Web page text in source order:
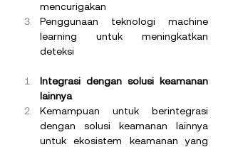
mencurigakan
Penggunaan teknologi machine
learning untuk meningkatkan
deteksi
Integrasi dengan solusi keamanan
lainnya
Kemampuan untuk berintegrasi
dengan solusi keamanan lainnya
untuk ekosistem keamanan yang